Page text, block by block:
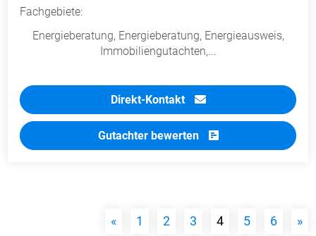
Fachgebiete:
Energieberatung, Energieberatung, Energieausweis,
Immobiliengutachten,...
Direkt-Kontakt
Gutachter bewerten
« 1 2 3 4 5 6 »